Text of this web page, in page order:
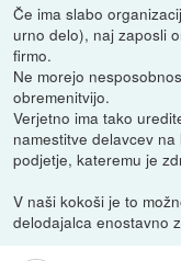
Če ima slabo
urno delo), naj zaposli
firmo.
Ne morejo
obremenitvijo.
Verjetno ima tako
namestitve delavcev
podjetje, kateremu je
V naši kokoši je to
delodajalca enostavno